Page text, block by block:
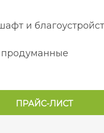
и
продуманные
ПРАЙС-ЛИСТ